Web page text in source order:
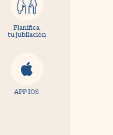
Planifica
tu jubilación
APP IOS